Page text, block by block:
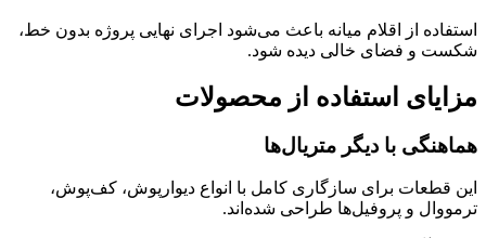
استفاده از اقلام میانه باعث می‌شود اجرای نهایی پروژه بدون خط،
شکست و فضای خالی دیده شود.
مزایای استفاده از محصولات
هماهنگی با دیگر متریال‌ها
این قطعات برای سازگاری کامل با انواع دیوارپوش، کف‌پوش،
ترمووال و پروفیل‌ها طراحی شده‌اند.